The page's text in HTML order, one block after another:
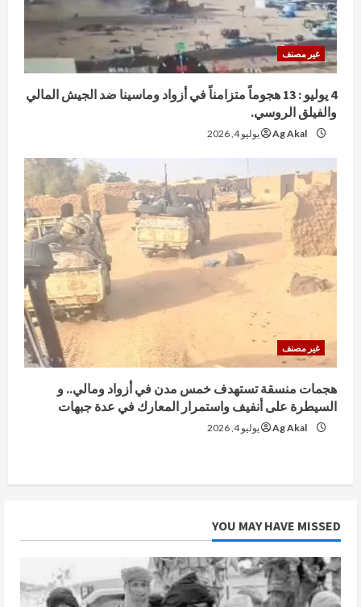
غير مصنف
4 يوليو : 13 هجوماً متزامناً في أزواد وماسينا ضد الجيش المالي
والفيلق الروسي.
Ag Akal يوليو 4, 2026
غير مصنف
هجمات منسقة تستهدف خمس مدن في أزواد ومالي.. و
السيطرة على أنفيف واستمرار المعارك في عدة جبهات
Ag Akal يوليو 4, 2026
YOU MAY HAVE MISSED